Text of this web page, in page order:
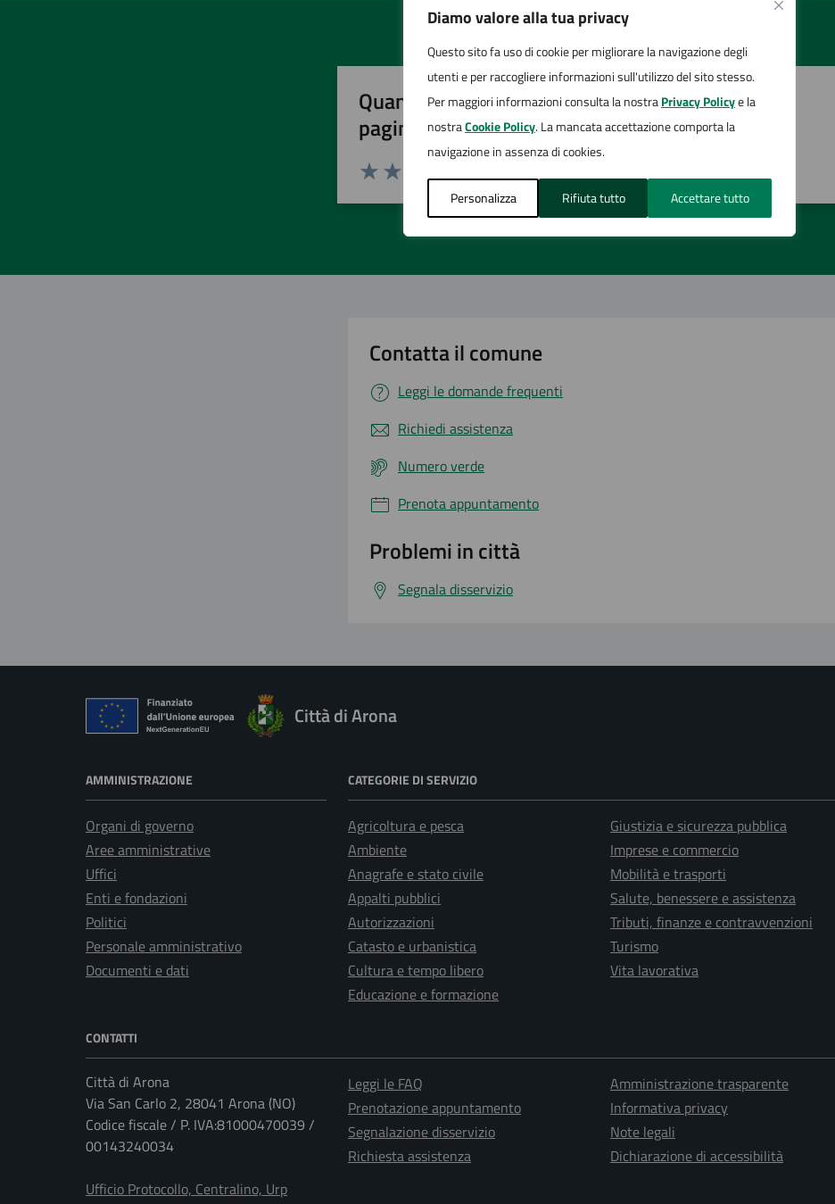
Diamo valore alla tua privacy
Questo sito fa uso di cookie per migliorare la navigazione degli
utenti e per raccogliere informazioni sull'utilizzo del sito stesso.
Per maggiori informazioni consulta la nostraPrivacy Policye la
nostraCookie Policy. La mancata accettazione comporta la
navigazione in assenza di cookies.
Personalizza Rifiuta tutto Accettare tutto
Quanto sono chiare le informazioni su questa
pagina?
Valuta 5 stelle su 5
Valuta 4 stelle su 5
Valuta 3 stelle su 5
Valuta 2 stelle su 5
Valuta 1 stelle su 5
Contatta il comune
Leggi le domande frequenti
Richiedi assistenza
Numero verde
Prenota appuntamento
Problemi in città
Segnala disservizio
Città di Arona
AMMINISTRAZIONE
Organi di governo
Aree amministrative
Uffici
Enti e fondazioni
Politici
Personale amministrativo
Documenti e dati
CATEGORIE DI SERVIZIO
Agricoltura e pesca
Ambiente
Anagrafe e stato civile
Appalti pubblici
Autorizzazioni
Catasto e urbanistica
Cultura e tempo libero
Educazione e formazione
Giustizia e sicurezza pubblica
Imprese e commercio
Mobilità e trasporti
Salute, benessere e assistenza
Tributi, finanze e contravvenzioni
Turismo
Vita lavorativa
CONTATTI
Città di Arona
Via San Carlo 2, 28041 Arona (NO)
Codice fiscale / P. IVA:81000470039 /
00143240034
Ufficio Protocollo, Centralino, Urp
Leggi le FAQ
Prenotazione appuntamento
Segnalazione disservizio
Richiesta assistenza
Amministrazione trasparente
Informativa privacy
Note legali
Dichiarazione di accessibilità